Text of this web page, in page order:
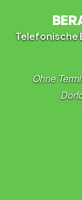
Telefonische
Ohne